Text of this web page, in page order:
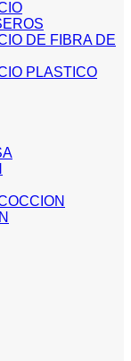
DE FIBRA DE
PLASTICO